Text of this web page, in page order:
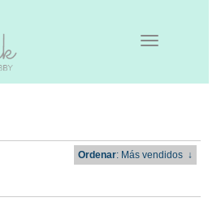
Ordenar: Más vendidos↓